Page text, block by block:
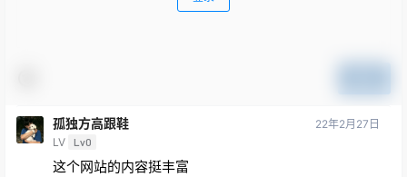
孤独方高跟鞋
LV Lv0
22年2月27日
这个网站的内容挺丰富